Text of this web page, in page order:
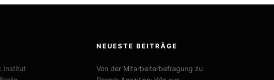
Institut
NEUESTE BEITRÄGE
Von der Mitarbeiterbefragung zu